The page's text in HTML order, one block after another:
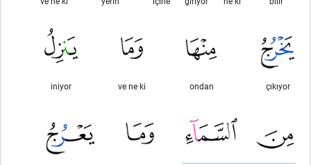
çıkıyor
ondan
ve ne ki
iniyor